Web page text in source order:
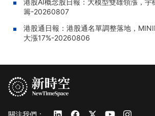
港股AI概念股日報：大模型雙雄領漲，宇
籌-20260807
港股通日報：港股通名單調整落地，
大漲17%-20260806
關注我們：